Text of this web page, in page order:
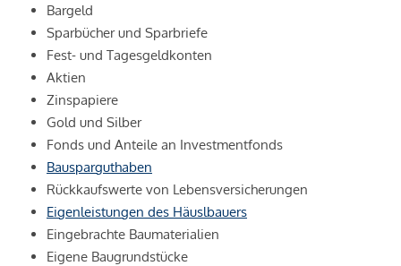
Bargeld
Sparbücher und Sparbriefe
Fest- und Tagesgeldkonten
Aktien
Zinspapiere
Gold und Silber
Fonds und Anteile an Investmentfonds
Bausparguthaben
Rückkaufswerte von Lebensversicherungen
Eigenleistungen des Häuslbauers
Eingebrachte Baumaterialien
Eigene Baugrundstücke